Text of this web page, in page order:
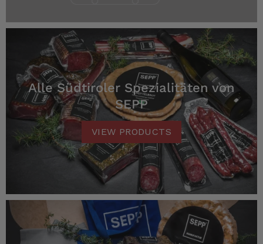
Alle Südtiroler Spezialitäten von
SEPP
VIEW PRODUCTS